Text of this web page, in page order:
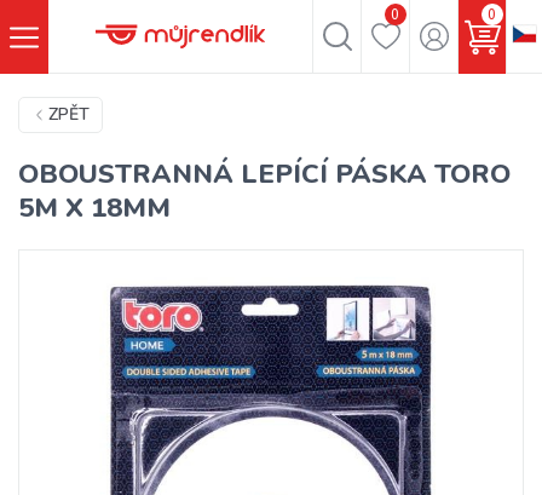
0 0
ZPĚT
OBOUSTRANNÁ LEPÍCÍ PÁSKA TORO
5M X 18MM